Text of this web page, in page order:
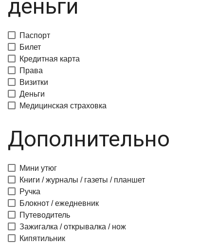
деньги
Паспорт
Билет
Кредитная карта
Права
Визитки
Деньги
Медицинская страховка
Дополнительно
Мини утюг
Книги / журналы / газеты / планшет
Ручка
Блокнот / ежедневник
Путеводитель
Зажигалка / открывалка / нож
Кипятильник